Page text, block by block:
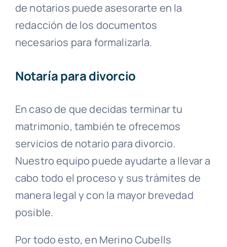
de notarios puede asesorarte en la
redacción de los documentos
necesarios para formalizarla.
Notaría para divorcio
En caso de que decidas terminar tu
matrimonio, también te ofrecemos
servicios de notario para divorcio.
Nuestro equipo puede ayudarte a llevar a
cabo todo el proceso y sus trámites de
manera legal y con la mayor brevedad
posible.
Por todo esto, en Merino Cubells